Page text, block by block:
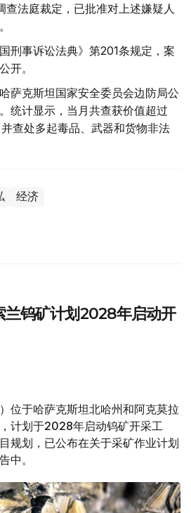
法庭裁定，已批准对上述嫌疑人
刑事诉讼法典》第201条规定，案
开。
萨克斯坦国家安全委员会边防局公
统计显示，当月共查获价值超过
查处多起毒品、武器和货物非法
经济
兰钨矿计划2028年启动开
）位于哈萨克斯坦北哈州和阿克莫拉
计划于2028年启动钨矿开采工
规划，已公布在关于采矿作业计划
中。